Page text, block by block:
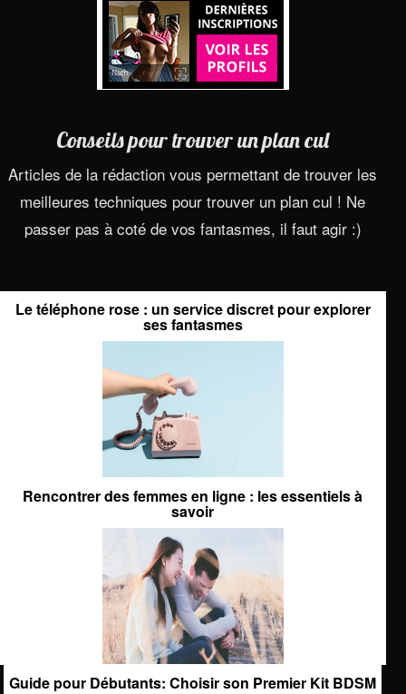
Conseils pour trouver un plan cul
Articles de la rédaction vous permettant de trouver les
meilleures techniques pour trouver un plan cul ! Ne
passer pas à coté de vos fantasmes, il faut agir :)
Le téléphone rose : un service discret pour explorer
ses fantasmes
Rencontrer des femmes en ligne : les essentiels à
savoir
Guide pour Débutants: Choisir son Premier Kit BDSM